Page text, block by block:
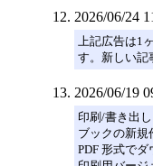
2026/06/24
上記広告は1
す。新しい記
2026/06/19
印刷/書き出し
ブックの新規
PDF 形式でダ